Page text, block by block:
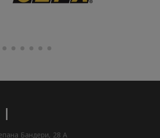
Бандери, 28 А